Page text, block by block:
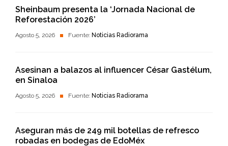
Sheinbaum presenta la ‘Jornada Nacional de
Reforestación 2026’
Agosto 5, 2026 Fuente: Noticias Radiorama
Asesinan a balazos al influencer César Gastélum,
en Sinaloa
Agosto 5, 2026 Fuente: Noticias Radiorama
Aseguran más de 249 mil botellas de refresco
robadas en bodegas de EdoMéx